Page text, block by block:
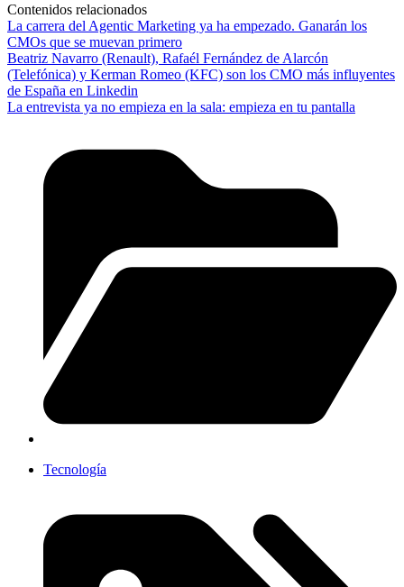
Contenidos relacionados
La carrera del Agentic Marketing ya ha empezado. Ganarán los
CMOs que se muevan primero
Beatriz Navarro (Renault), Rafaél Fernández de Alarcón
(Telefónica) y Kerman Romeo (KFC) son los CMO más influyentes
de España en Linkedin
La entrevista ya no empieza en la sala: empieza en tu pantalla
Tecnología